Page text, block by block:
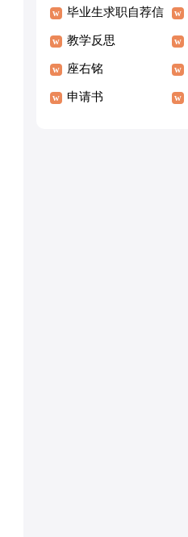
涯规划书范文
毕业生求职自荐信
汇编15篇
教学反思
座右铭
申请书